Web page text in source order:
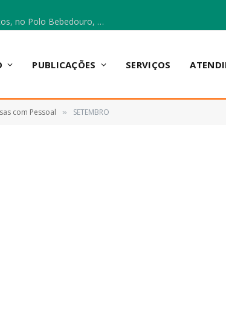
Escola Municipal Vicentina Vieira dos Santos, no Polo Bebedouro, recebeu materiais para a implantação do Cantinho da Leitura e da Sala Multidisciplinar.
PUBLICAÇÕES SERVIÇOS
com Pessoal » SETEMBRO